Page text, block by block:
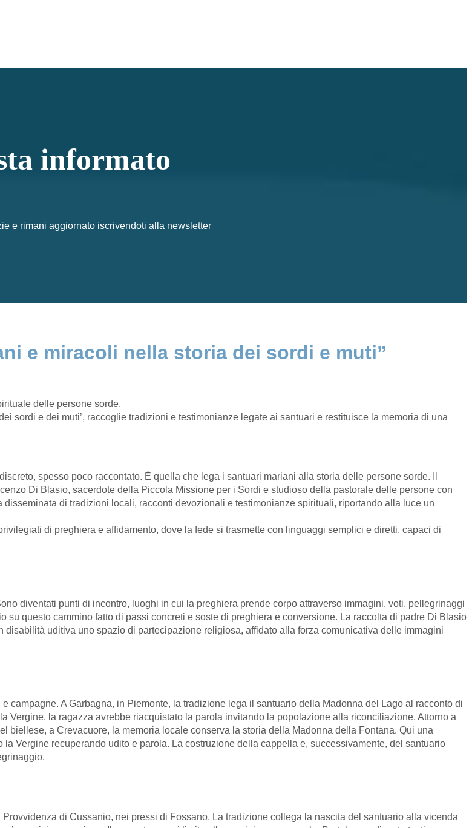
informato
e rimani aggiornato iscrivendoti alla newsletter
e miracoli nella storia dei sordi e muti”
delle persone sorde.
sordi e dei muti’, raccoglie tradizioni e testimonianze legate ai santuari e restituisce la memoria di una
spesso poco raccontato. È quella che lega i santuari mariani alla storia delle persone sorde. Il
Di Blasio, sacerdote della Piccola Missione per i Sordi e studioso della pastorale delle persone con
di tradizioni locali, racconti devozionali e testimonianze spirituali, riportando alla luce un
di preghiera e affidamento, dove la fede si trasmette con linguaggi semplici e diretti, capaci di
diventati punti di incontro, luoghi in cui la preghiera prende corpo attraverso immagini, voti, pellegrinaggi
questo cammino fatto di passi concreti e soste di preghiera e conversione. La raccolta di padre Di Blasio
uditiva uno spazio di partecipazione religiosa, affidato alla forza comunicativa delle immagini
campagne. A Garbagna, in Piemonte, la tradizione lega il santuario della Madonna del Lago al racconto di
Vergine, la ragazza avrebbe riacquistato la parola invitando la popolazione alla riconciliazione. Attorno a
a Crevacuore, la memoria locale conserva la storia della Madonna della Fontana. Qui una
Vergine recuperando udito e parola. La costruzione della cappella e, successivamente, del santuario
di Cussanio, nei pressi di Fossano. La tradizione collega la nascita del santuario alla vicenda